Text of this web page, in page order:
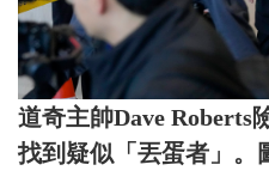
道奇主帥Dave Roberts
找到疑似「丟蛋者」。